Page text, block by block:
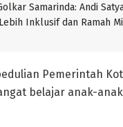
Samarinda: Andi
Inklusif dan Ramah
Pemerintah
belajar anak-